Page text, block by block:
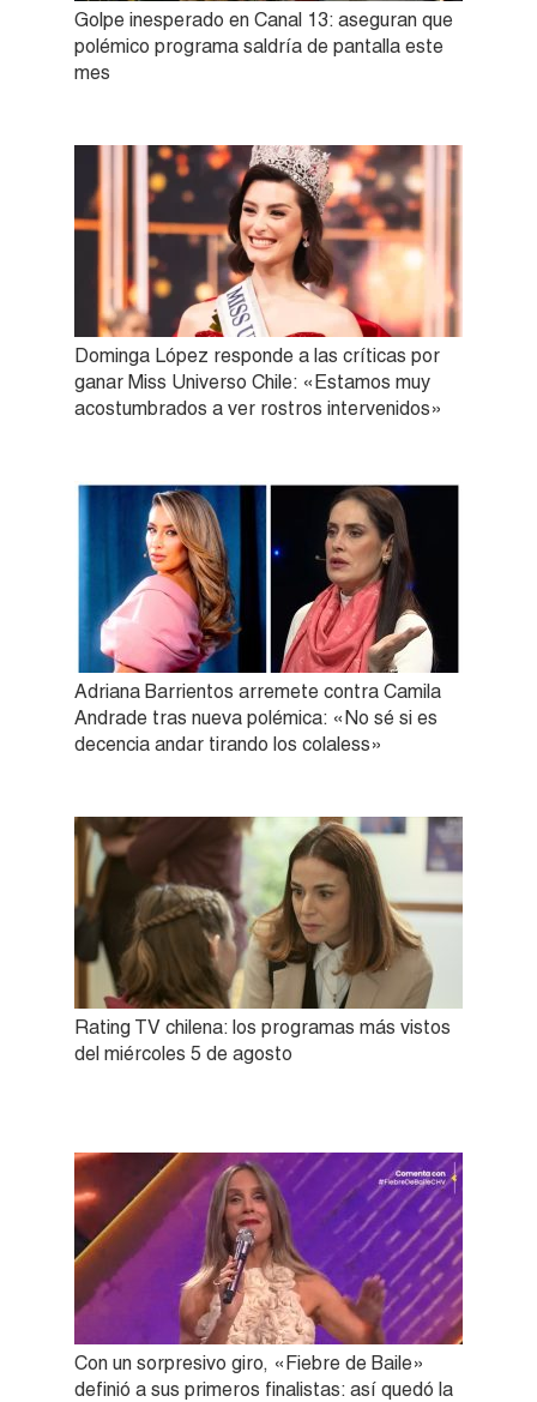
Golpe inesperado en Canal 13: aseguran que
polémico programa saldría de pantalla este
mes
Dominga López responde a las críticas por
ganar Miss Universo Chile: «Estamos muy
acostumbrados a ver rostros intervenidos»
Adriana Barrientos arremete contra Camila
Andrade tras nueva polémica: «No sé si es
decencia andar tirando los colaless»
Rating TV chilena: los programas más vistos
del miércoles 5 de agosto
Con un sorpresivo giro, «Fiebre de Baile»
definió a sus primeros finalistas: así quedó la